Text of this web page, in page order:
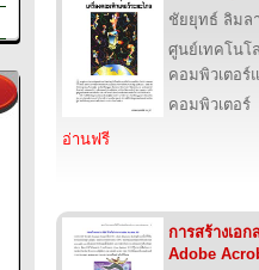
ชัยยุทธ์ ลิมล
ศูนย์เทคโนโ
คอมพิวเตอร์
คอมพิวเตอร์
อ่านฟรี
การสร้างเอ
Adobe